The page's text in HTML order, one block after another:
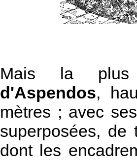
Mais la
d'Aspendos,
mètres ; avec
superposées, de
dont les